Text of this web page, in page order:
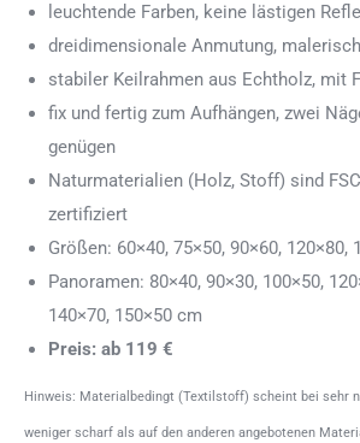
leuchtende Farben, keine lästigen
dreidimensionale Anmutung,
stabiler Keilrahmen aus Echtholz, mit
fix und fertig zum Aufhängen, zwei
genügen
Naturmaterialien (Holz, Stoff) sind
zertifiziert
Größen: 60×40, 75×50, 90×60, 120×80,
Panoramen: 80×40, 90×30, 100×50,
140×70, 150×50 cm
Preis: ab 119 €
Hinweis: Materialbedingt (Textilstoff) scheint bei sehr
weniger scharf als auf den anderen angebotenen